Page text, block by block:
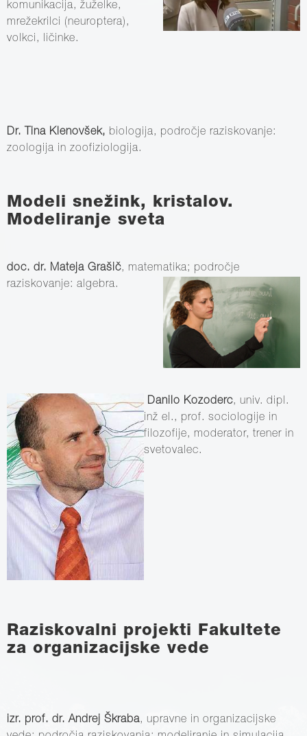
komunikacija, žuželke,
mrežekrilci (neuroptera),
volkci, ličinke.
Dr. Tina Klenovšek, biologija, področje raziskovanje:
zoologija in zoofiziologija.
Modeli snežink, kristalov.
Modeliranje sveta
doc. dr. Mateja Grašič, matematika; področje
raziskovanje: algebra.
Danilo Kozoderc, univ. dipl.
inž el., prof. sociologije in
filozofije, moderator, trener in
svetovalec.
Raziskovalni projekti Fakultete
za organizacijske vede
izr. prof. dr. Andrej Škraba, upravne in organizacijske